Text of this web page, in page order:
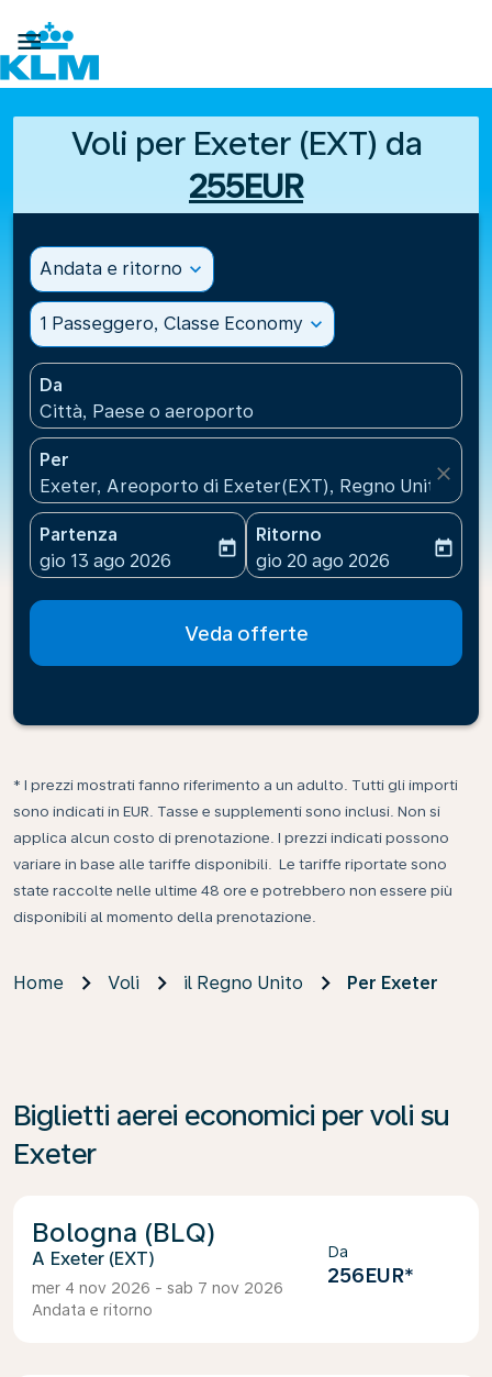

Voli per Exeter (EXT) da
255EUR
Andata e ritorno expand_more
1 Passeggero, Classe Economy expand_more
Da
Città, Paese o aeroporto
Per
Exeter, Areoporto di Exeter(EXT), Regno Unito
close
Partenza
fc-booking-departure-date-aria-label
gio 13 ago 2026
today
Ritorno
fc-booking-return-date-
gio 20 ago 2026
today
Veda offerte
* I prezzi mostrati fanno riferimento a un adulto. Tutti gli importi
sono indicati in EUR. Tasse e supplementi sono inclusi. Non si
applica alcun costo di prenotazione. I prezzi indicati possono
variare in base alle tariffe disponibili. Le tariffe riportate sono
state raccolte nelle ultime 48 ore e potrebbero non essere più
disponibili al momento della prenotazione.
Home Voli il Regno Unito Per Exeter
Biglietti aerei economici per voli su
Exeter
Bologna (BLQ)
Exeter (EXT)
mer 4 nov 2026 - sab 7 nov 2026
Andata e ritorno
Da
256EUR*